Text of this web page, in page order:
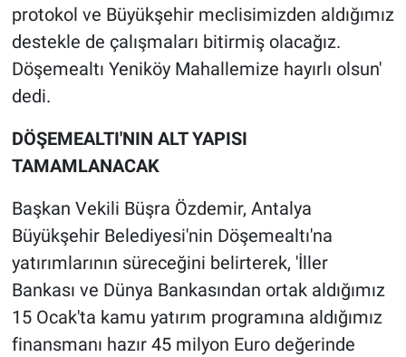
protokol ve Büyükşehir meclisimizden aldığımız
destekle de çalışmaları bitirmiş olacağız.
Döşemealtı Yeniköy Mahallemize hayırlı olsun'
dedi.
DÖŞEMEALTI'NIN ALT YAPISI
TAMAMLANACAK
Başkan Vekili Büşra Özdemir, Antalya
Büyükşehir Belediyesi'nin Döşemealtı'na
yatırımlarının süreceğini belirterek, 'İller
Bankası ve Dünya Bankasından ortak aldığımız
15 Ocak'ta kamu yatırım programına aldığımız
finansmanı hazır 45 milyon Euro değerinde